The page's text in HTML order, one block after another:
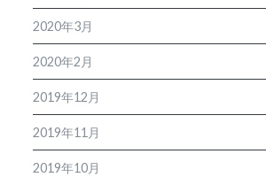
2020年3月
2020年2月
2019年12月
2019年11月
2019年10月